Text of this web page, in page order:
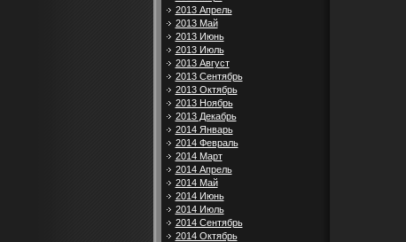
2013 Апрель
2013 Май
2013 Июнь
2013 Июль
2013 Август
2013 Сентябрь
2013 Октябрь
2013 Ноябрь
2013 Декабрь
2014 Январь
2014 Февраль
2014 Март
2014 Апрель
2014 Май
2014 Июнь
2014 Июль
2014 Сентябрь
2014 Октябрь